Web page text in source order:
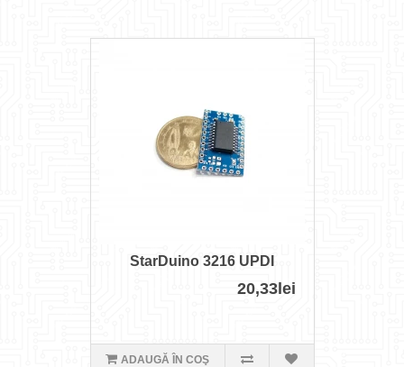
StarDuino 3216 UPDI
20,33lei
ADAUGĂ ÎN COŞ